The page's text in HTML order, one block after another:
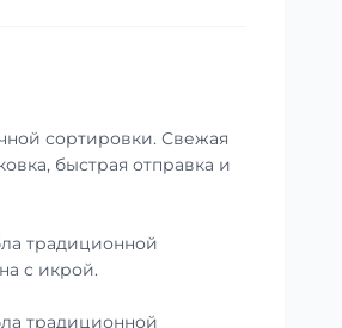
сортировки. Свежая
быстрая отправка и
традиционной
с икрой.
традиционной